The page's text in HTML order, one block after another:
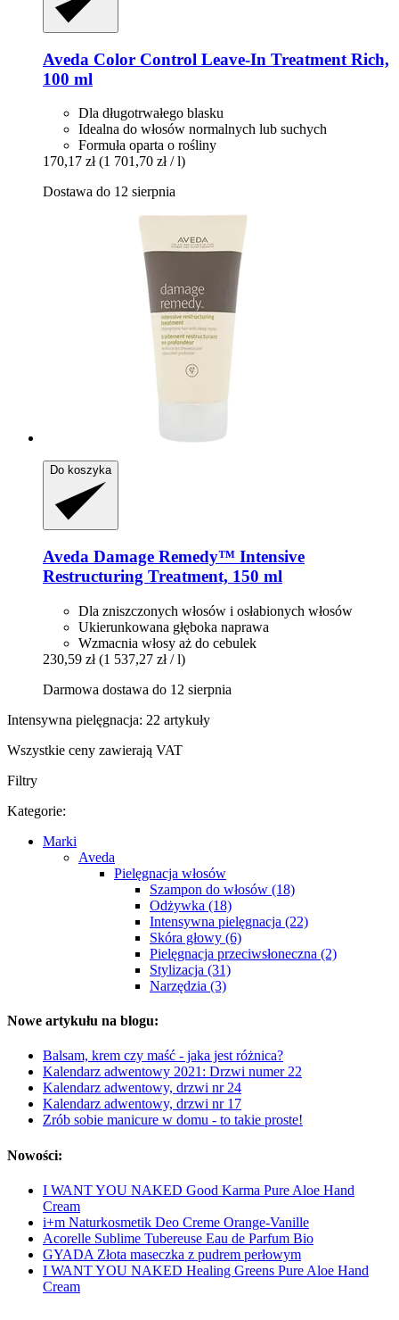
Aveda Color Control Leave-​In Treatment Rich,
100 ml
Dla długotrwałego blasku
Idealna do włosów normalnych lub suchych
Formuła oparta o rośliny
170,17 zł (1 701,70 zł / l)
Dostawa do 12 sierpnia
Do koszyka
Aveda Damage Remedy™ Intensive
Restructuring Treatment, 150 ml
Dla zniszczonych włosów i osłabionych włosów
Ukierunkowana głęboka naprawa
Wzmacnia włosy aż do cebulek
230,59 zł (1 537,27 zł / l)
Darmowa dostawa do 12 sierpnia
Intensywna pielęgnacja: 22 artykuły
Wszystkie ceny zawierają VAT
Filtry
Kategorie:
Marki
Aveda
Pielęgnacja włosów
Szampon do włosów (18)
Odżywka (18)
Intensywna pielęgnacja (22)
Skóra głowy (6)
Pielęgnacja przeciwsłoneczna (2)
Stylizacja (31)
Narzędzia (3)
Nowe artykułu na blogu:
Balsam, krem czy maść - jaka jest różnica?
Kalendarz adwentowy 2021: Drzwi numer 22
Kalendarz adwentowy, drzwi nr 24
Kalendarz adwentowy, drzwi nr 17
Zrób sobie manicure w domu - to takie proste!
Nowości:
I WANT YOU NAKED Good Karma Pure Aloe Hand
Cream
i+m Naturkosmetik Deo Creme Orange-Vanille
Acorelle Sublime Tubereuse Eau de Parfum Bio
GYADA Złota maseczka z pudrem perłowym
I WANT YOU NAKED Healing Greens Pure Aloe Hand
Cream